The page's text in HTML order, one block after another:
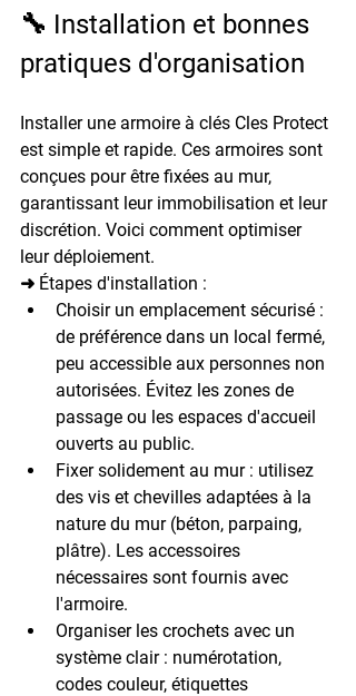
🔧 Installation et bonnes
pratiques d'organisation
Installer une armoire à clés Cles Protect
est simple et rapide. Ces armoires sont
conçues pour être fixées au mur,
garantissant leur immobilisation et leur
discrétion. Voici comment optimiser
leur déploiement.
➜ Étapes d'installation :
Choisir un emplacement sécurisé :
de préférence dans un local fermé,
peu accessible aux personnes non
autorisées. Évitez les zones de
passage ou les espaces d'accueil
ouverts au public.
Fixer solidement au mur : utilisez
des vis et chevilles adaptées à la
nature du mur (béton, parpaing,
plâtre). Les accessoires
nécessaires sont fournis avec
l'armoire.
Organiser les crochets avec un
système clair : numérotation,
codes couleur, étiquettes